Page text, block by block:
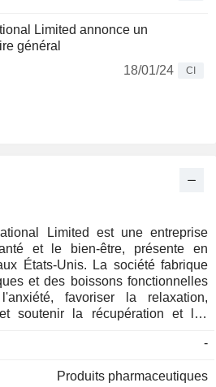
Limited annonce un
général
18/01/24
CI
Limited est une entreprise
et le bien-être, présente en
États-Unis. La société fabrique
et des boissons fonctionnelles
favoriser la relaxation,
soutenir la récupération et les
kava et en chanvre, qui sont
interentreprises (B2B) et à des
-
Produits pharmaceutiques